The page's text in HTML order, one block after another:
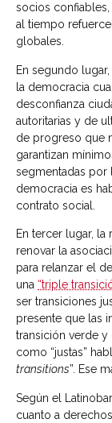
socios
al tiempo
globales.
En segundo
la democracia
desconfianza
autoritarias y de
de progreso que
garantizan
segmentadas por
democracia es
contrato social.
En tercer lugar,
renovar la
para relanzar el
una “triple
ser transiciones
presente que las
transición verde y
como “justas”
transitions”. Ese
Según el
cuanto a